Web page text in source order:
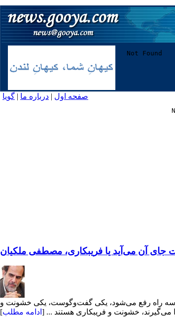
صفحه اول | درباره ما | گویا
جای آن می‌آید یا فریبکاری، مصطفی ملکیان
سه راه رفع می‌شود، یکی گفت‌وگوست، یکی خشونت و
می‌گیرند، خشونت و فریبکاری هستند ... [ ادامه مطلب]